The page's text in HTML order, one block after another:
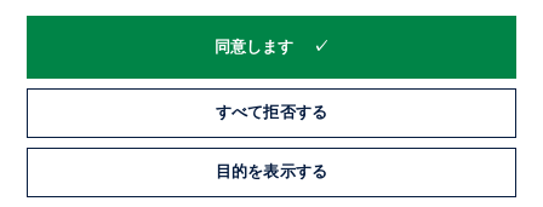
言語をお選びください
Display Mode
同意します
すべて拒否する
目的を表示する